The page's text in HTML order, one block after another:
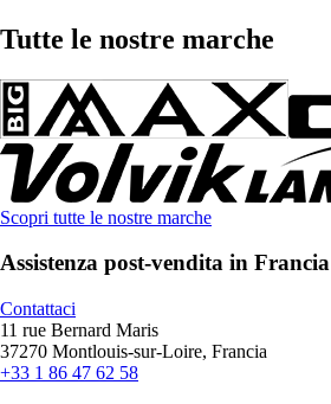
Tutte le nostre marche
Scopri tutte le nostre marche
Assistenza post-vendita in Francia
Contattaci
11 rue Bernard Maris
37270 Montlouis-sur-Loire, Francia
+33 1 86 47 62 58